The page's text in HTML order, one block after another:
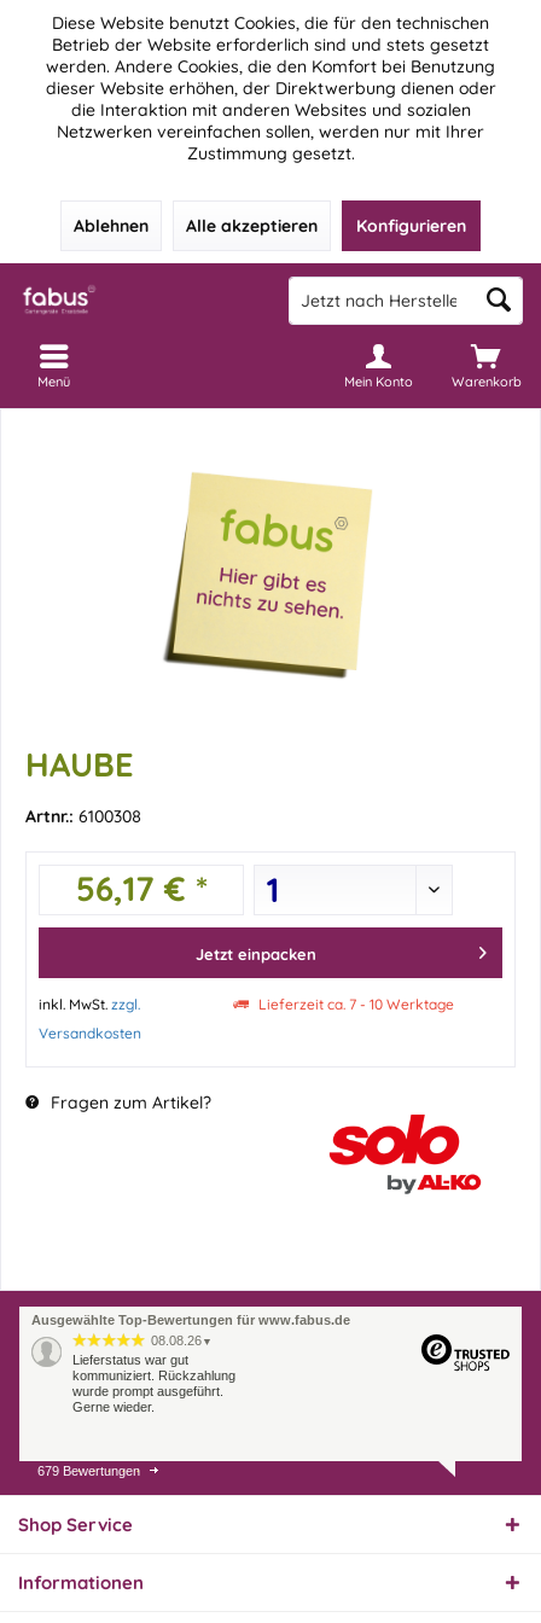
Diese Website benutzt Cookies, die für den technischen
Betrieb der Website erforderlich sind und stets gesetzt
werden. Andere Cookies, die den Komfort bei Benutzung
dieser Website erhöhen, der Direktwerbung dienen oder
die Interaktion mit anderen Websites und sozialen
Netzwerken vereinfachen sollen, werden nur mit Ihrer
Zustimmung gesetzt.
Ablehnen Alle akzeptieren Konfigurieren
Warenkorb
Mein Konto
Menü
HAUBE
Artnr.: 6100308
56,17 € *
Jetzt einpacken
inkl. MwSt. zzgl.
Versandkosten
Lieferzeit ca. 7 - 10 Werktage
Fragen zum Artikel?
Ausgewählte Top-Bewertungen für www.fabus.de
08.08.26 ▼
Lieferstatus war gut
kommuniziert. Rückzahlung
wurde prompt ausgeführt.
Gerne wieder.
07.08.26
Endlich das richtige
679 Bewertungen
Shop Service
Informationen